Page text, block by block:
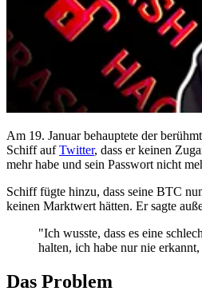
Am 19. Januar behauptete der
Schiff aufTwitter, dass er keinen
mehr habe und sein Passwort nicht
Schiff fügte hinzu, dass seine BTC
keinen Marktwert hätten. Er sagte
"Ich wusste, dass es eine
halten, ich habe nur nie
Das Problem